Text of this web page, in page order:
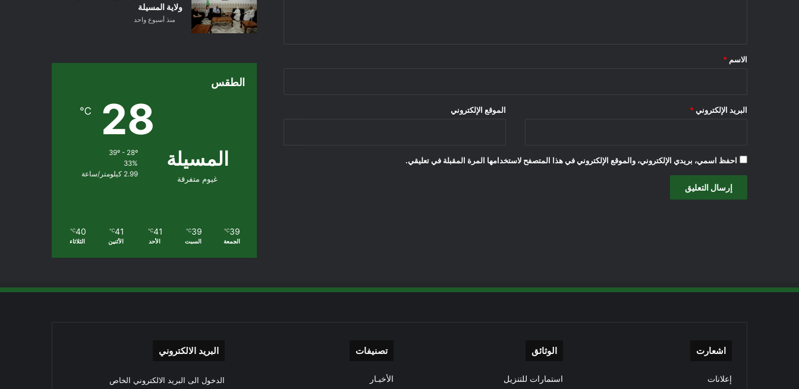
*
الاسم *
البريد الإلكتروني * الموقع الإلكتروني
احفظ اسمي، بريدي الإلكتروني، والموقع الإلكتروني في هذا المتصفح لاستخدامها المرة المقبلة في تعليقي.
ولاية المسيلة
منذ أسبوع واحد
الطقس
المسيلة
غيوم متفرقة
28
℃
39º - 28º
33%
2.99 كيلومتر/ساعة
39
℃
الجمعة
39
℃
السبت
41
℃
الأحد
41
℃
الأثنين
40
℃
الثلاثاء
اشعارت
إعلانات
الوثائق
استمارات للتنزيل
تصنيفات
الأخبـار
البريد الالكتروني
الدخول الى البريد الالكتروني الخاص